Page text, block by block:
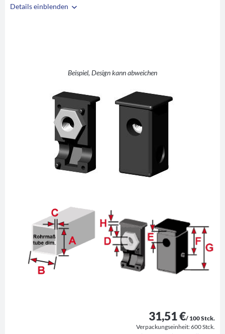
Details einblenden
Beispiel, Design kann abweichen
31,51 €/ 100 Stck.
Verpackungseinheit:600 Stck.